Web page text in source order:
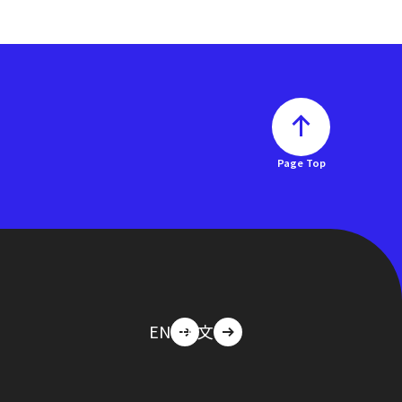
Page Top
EN 中文